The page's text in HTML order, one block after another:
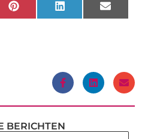
PinterestLinkedInEmail
BERICHTEN